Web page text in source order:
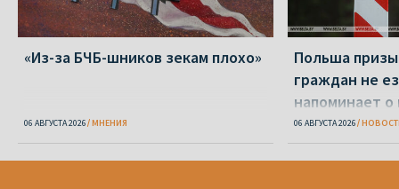
«Из-за БЧБ-шников зекам плохо»
06 АВГУСТА 2026 МНЕНИЯ
Польша
граждан не
напоминает
опасности
06 АВГУСТА 2026